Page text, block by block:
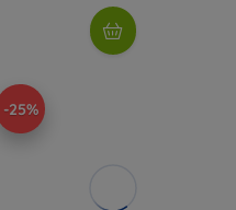
-25%